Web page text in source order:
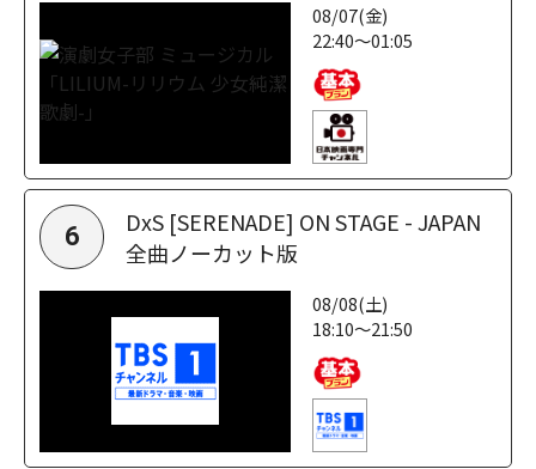
08/07(金)
22:40～01:05
6
DxS [SERENADE] ON STAGE - JAPAN
全曲ノーカット版
08/08(土)
18:10～21:50